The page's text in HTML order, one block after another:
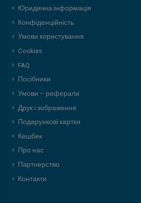
Юридична інформація
Конфіденційність
Умови користування
Cookies
FAQ
Посібники
Умови – реферали
Друк і зображення
Подарункові картки
Кешбек
Про нас
Партнерство
Контакти